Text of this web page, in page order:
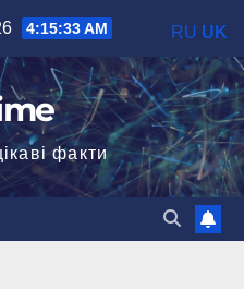
4:15:34 AM
факти
RU UK